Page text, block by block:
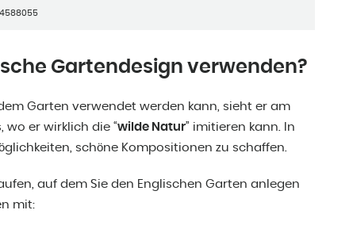
Gartendesign verwenden?
Garten verwendet werden kann, sieht er am
wo er wirklich die “wilde Natur” imitieren kann. In
schöne Kompositionen zu schaffen.
auf dem Sie den Englischen Garten anlegen
mit: